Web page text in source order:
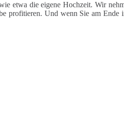
etwa die eigene Hochzeit. Wir
profitieren. Und wenn Sie am Ende